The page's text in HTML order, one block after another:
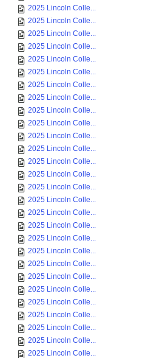
2025 Lincoln Colle...
2025 Lincoln Colle...
2025 Lincoln Colle...
2025 Lincoln Colle...
2025 Lincoln Colle...
2025 Lincoln Colle...
2025 Lincoln Colle...
2025 Lincoln Colle...
2025 Lincoln Colle...
2025 Lincoln Colle...
2025 Lincoln Colle...
2025 Lincoln Colle...
2025 Lincoln Colle...
2025 Lincoln Colle...
2025 Lincoln Colle...
2025 Lincoln Colle...
2025 Lincoln Colle...
2025 Lincoln Colle...
2025 Lincoln Colle...
2025 Lincoln Colle...
2025 Lincoln Colle...
2025 Lincoln Colle...
2025 Lincoln Colle...
2025 Lincoln Colle...
2025 Lincoln Colle...
2025 Lincoln Colle...
2025 Lincoln Colle...
2025 Lincoln Colle...